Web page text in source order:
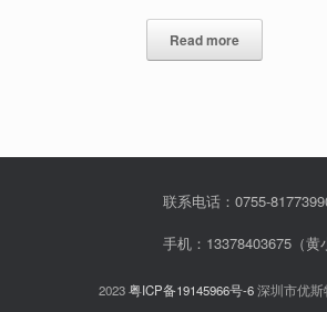
Read more
联系电话：0755-
手机：13378403675（黄
2023粤ICP备19145966号-6深圳市优斯